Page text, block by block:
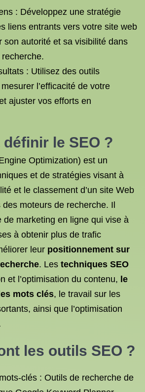
: Développez une stratégie
liens entrants vers votre site web
son autorité et sa visibilité dans
: Utilisez des outils
l’efficacité de votre
ajuster vos efforts en
définir le SEO ?
Optimization) est un
et de stratégies visant à
et le classement d’un site Web
moteurs de recherche. Il
de marketing en ligne qui vise à
à obtenir plus de trafic
leur positionnement sur
. Les techniques SEO
et l’optimisation du contenu, le
mots clés, le travail sur les
ainsi que l’optimisation
les outils SEO ?
clés : Outils de recherche de